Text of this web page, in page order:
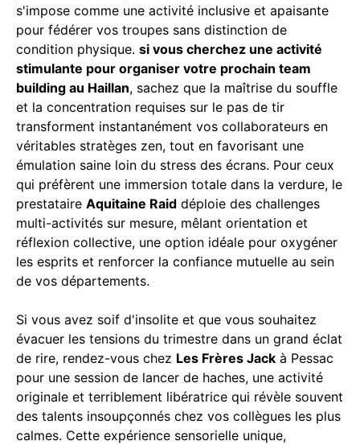
s'impose comme une activité inclusive et apaisante
pour fédérer vos troupes sans distinction de
condition physique. si vous cherchez une activité
stimulante pour organiser votre prochain team
building au Haillan, sachez que la maîtrise du souffle
et la concentration requises sur le pas de tir
transforment instantanément vos collaborateurs en
véritables stratèges zen, tout en favorisant une
émulation saine loin du stress des écrans. Pour ceux
qui préfèrent une immersion totale dans la verdure, le
prestataire Aquitaine Raid déploie des challenges
multi-activités sur mesure, mêlant orientation et
réflexion collective, une option idéale pour oxygéner
les esprits et renforcer la confiance mutuelle au sein
de vos départements.
Si vous avez soif d'insolite et que vous souhaitez
évacuer les tensions du trimestre dans un grand éclat
de rire, rendez-vous chez Les Frères Jack à Pessac
pour une session de lancer de haches, une activité
originale et terriblement libératrice qui révèle souvent
des talents insoupçonnés chez vos collègues les plus
calmes. Cette expérience sensorielle unique,